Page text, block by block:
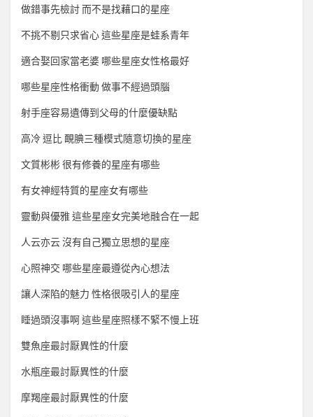
做錯事先檢討 而不是找藉口的星座
不挑不剔只求省心 這些星座是蛙系青年
適合娶回家當老婆 哪些星座女性格最好
哪些星座性格衝動 做事不經過頭腦
射手座容易遺傳到父母的什麼優缺點
高冷 逗比 靦腆三種模式隨意切換的星座
文質彬彬 很有修養的星座有哪些
有女神經特質的星座女有哪些
靈動與優雅 這些星座女完美地融合在一起
人云亦云 沒有自己獨立思想的星座
心照神交 哪些星座最遵從內心想法
讓人深陷的魅力 性格很吸引人的星座
睡過頭沒事啊 這些星座照樣不緊不慢上班
雙魚座最討厭異性的什麼
水瓶座最討厭異性的什麼
摩羯座最討厭異性的什麼